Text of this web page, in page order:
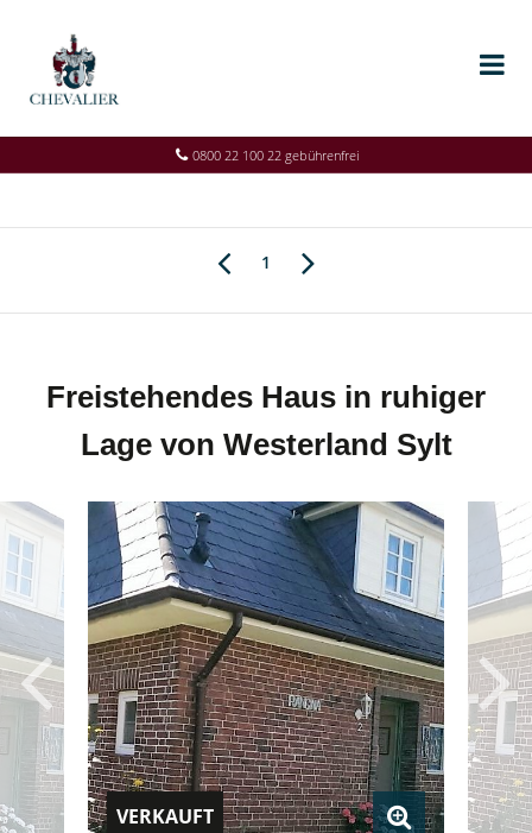
0800 22 100 22 gebührenfrei
1
Freistehendes Haus in ruhiger
Lage von Westerland Sylt
VERKAUFT